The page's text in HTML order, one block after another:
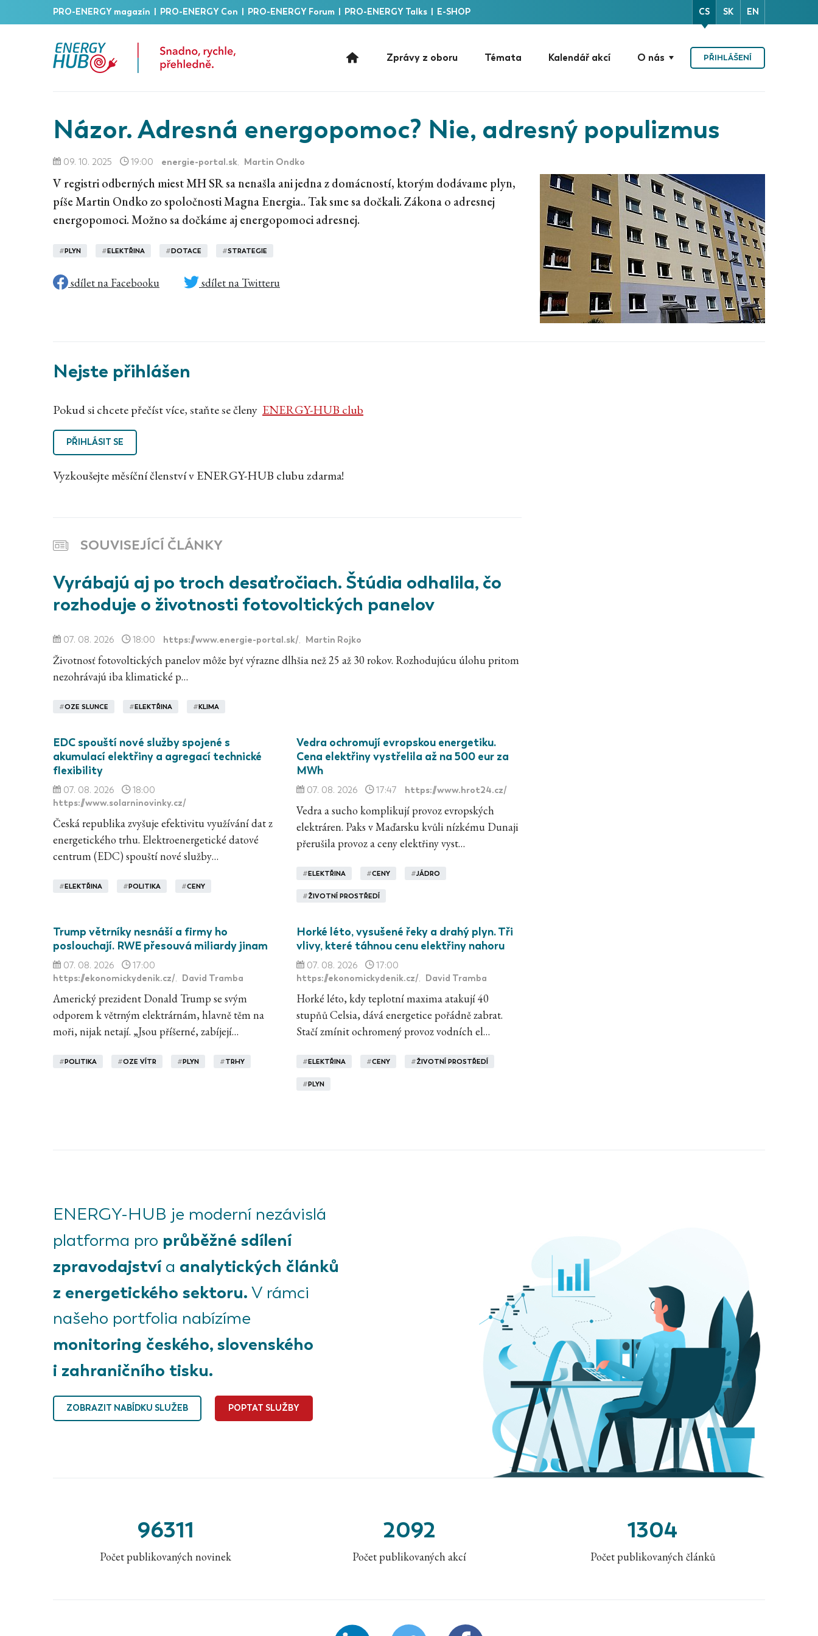
PRO-ENERGY magazín PRO-ENERGY Con PRO-ENERGY Forum PRO-ENERGY Talks E-SHOP CS SK EN
Zprávy z oboru Témata Kalendář akcí O nás PŘIHLÁŠENÍ
Názor. Adresná energopomoc? Nie, adresný populizmus
09. 10. 2025 19:00 energie-portal.sk, Martin Ondko
V registri odberných miest MH SR sa nenašla ani jedna z domácností, ktorým dodávame plyn,
píše Martin Ondko zo spoločnosti Magna Energia.. Tak sme sa dočkali. Zákona o adresnej
energopomoci. Možno sa dočkáme aj energopomoci adresnej.
#PLYN #ELEKTŘINA #DOTACE #STRATEGIE
sdílet na Facebooku sdílet na Twitteru
Nejste přihlášen
Pokud si chcete přečíst více, staňte se členy ENERGY-HUB club
PŘIHLÁSIT SE
Vyzkoušejte měsíční členství v ENERGY-HUB clubu zdarma!
SOUVISEJÍCÍ ČLÁNKY
Vyrábajú aj po troch desaťročiach. Štúdia odhalila, čo
rozhoduje o životnosti fotovoltických panelov
07. 08. 2026 18:00 https://www.energie-portal.sk/, Martin Rojko
Životnosť fotovoltických panelov môže byť výrazne dlhšia než 25 až 30 rokov. Rozhodujúcu úlohu pritom
nezohrávajú iba klimatické p…
#OZE SLUNCE #ELEKTŘINA #KLIMA
EDC spouští nové služby spojené s
akumulací elektřiny a agregací technické
flexibility
07. 08. 2026 18:00
https://www.solarninovinky.cz/
Česká republika zvyšuje efektivitu využívání dat z
energetického trhu. Elektroenergetické datové
centrum (EDC) spouští nové služby…
#ELEKTŘINA #POLITIKA #CENY
Vedra ochromují evropskou energetiku.
Cena elektřiny vystřelila až na 500 eur za
MWh
07. 08. 2026 17:47 https://www.hrot24.cz/
Vedra a sucho komplikují provoz evropských
elektráren. Paks v Maďarsku kvůli nízkému Dunaji
přerušila provoz a ceny elektřiny vyst…
#ELEKTŘINA #CENY #JÁDRO
#ŽIVOTNÍ PROSTŘEDÍ
Trump větrníky nesnáší a firmy ho
poslouchají. RWE přesouvá miliardy jinam
07. 08. 2026 17:00
https://ekonomickydenik.cz/, David Tramba
Americký prezident Donald Trump se svým
odporem k větrným elektrárnám, hlavně těm na
moři, nijak netají. „Jsou příšerné, zabíjejí…
#POLITIKA #OZE VÍTR #PLYN #TRHY
Horké léto, vysušené řeky a drahý plyn. Tři
vlivy, které táhnou cenu elektřiny nahoru
07. 08. 2026 17:00
https://ekonomickydenik.cz/, David Tramba
Horké léto, kdy teplotní maxima atakují 40
stupňů Celsia, dává energetice pořádně zabrat.
Stačí zmínit ochromený provoz vodních el…
#ELEKTŘINA #CENY #ŽIVOTNÍ PROSTŘEDÍ
#PLYN
ENERGY-HUB je moderní nezávislá
platforma pro průběžné sdílení
zpravodajstvía analytických článků
z energetického sektoru. V rámci
našeho portfolia nabízíme
monitoring českého, slovenského
i zahraničního tisku.
ZOBRAZIT NABÍDKU SLUŽEB POPTAT SLUŽBY
96311
Počet publikovaných novinek
2092
Počet publikovaných akcí
1304
Počet publikovaných článků